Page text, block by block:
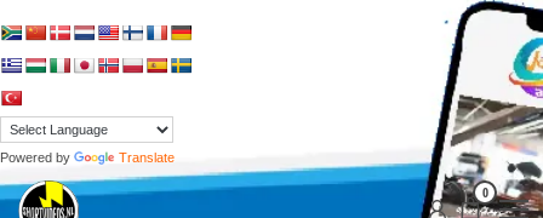
to
content
Powered by Translate
shortvideos.nl 0